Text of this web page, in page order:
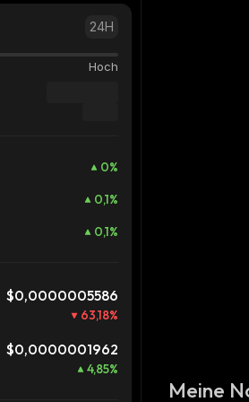
24H
Hoch
0%
0,1%
0,1%
$0,0000005586
63,18%
$0,0000001962
4,85%
Meine